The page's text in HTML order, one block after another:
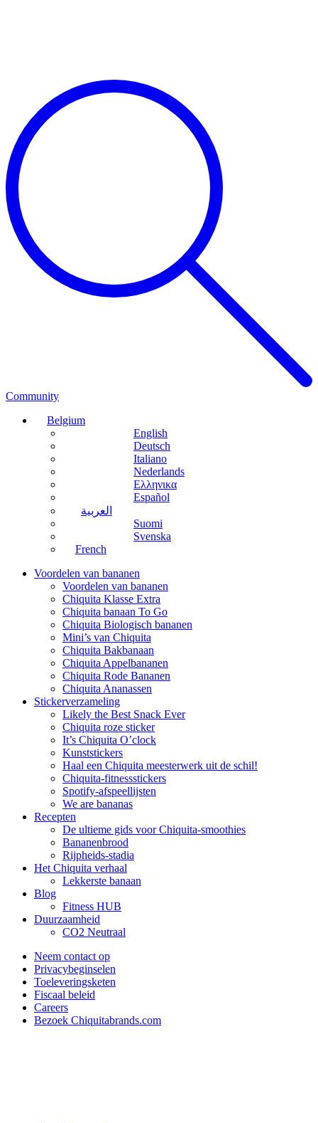
Community
Belgium
English
Deutsch
Italiano
Nederlands
Ελληνικα
Español
العربية
Suomi
Svenska
French
Voordelen van bananen
Voordelen van bananen
Chiquita Klasse Extra
Chiquita banaan To Go
Chiquita Biologisch bananen
Mini’s van Chiquita
Chiquita Bakbanaan
Chiquita Appelbananen
Chiquita Rode Bananen
Chiquita Ananassen
Stickerverzameling
Likely the Best Snack Ever
Chiquita roze sticker
It’s Chiquita O’clock
Kunststickers
Haal een Chiquita meesterwerk uit de schil!
Chiquita-fitnessstickers
Spotify-afspeellijsten
We are bananas
Recepten
De ultieme gids voor Chiquita-smoothies
Bananenbrood
Rijpheids-stadia
Het Chiquita verhaal
Lekkerste banaan
Blog
Fitness HUB
Duurzaamheid
CO2 Neutraal
Neem contact op
Privacybeginselen
Toeleveringsketen
Fiscaal beleid
Careers
Bezoek Chiquitabrands.com